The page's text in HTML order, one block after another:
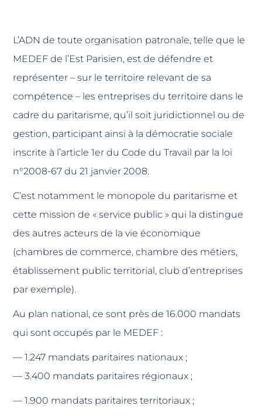
L’ADN de toute organisation patronale, telle que le
MEDEF de l’Est Parisien, est de défendre et
représenter – sur le territoire relevant de sa
compétence – les entreprises du territoire dans le
cadre du paritarisme, qu’il soit juridictionnel ou de
gestion, participant ainsi à la démocratie sociale
inscrite à l’article 1er du Code du Travail par la loi
n°2008-67 du 21 janvier 2008.
C’est notamment le monopole du paritarisme et
cette mission de « service public » qui la distingue
des autres acteurs de la vie économique
(chambres de commerce, chambre des métiers,
établissement public territorial, club d’entreprises
par exemple).
Au plan national, ce sont près de 16.000 mandats
qui sont occupés par le MEDEF :
— 1.247 mandats paritaires nationaux ;
— 3.400 mandats paritaires régionaux ;
— 1.900 mandats paritaires territoriaux ;